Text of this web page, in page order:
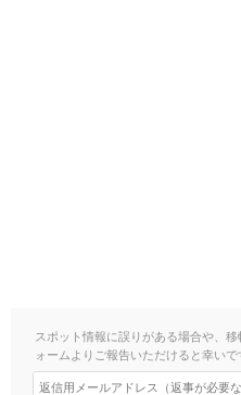
スポット情報に誤りがある場合や、
ォームよりご報告いただけると幸いで